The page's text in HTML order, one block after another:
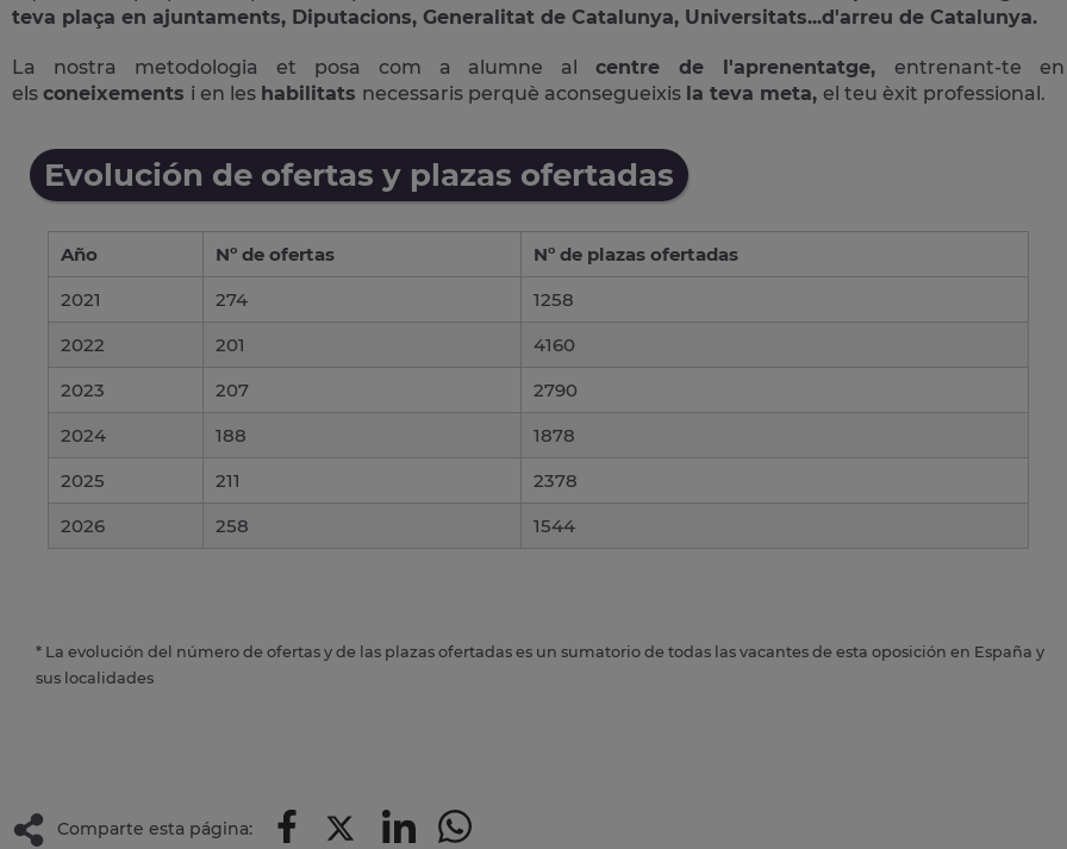
teva plaça en ajuntaments, Diputacions, Generalitat de Catalunya, Universitats...d'arreu de Catalunya.
La nostra metodologia et posa com a alumne alcentre de l'aprenentatge,entrenant-te en
els coneixements i en les habilitats necessaris perquè aconsegueixis la teva meta, el teu èxit professional.
Evolución de ofertas y plazas ofertadas
Año Nº de ofertas
Nº de plazas ofertadas
2021
274
1258
2022
201
4160
2023
207
2790
2024
188
1878
2025
211
2378
2026
258 1544
* La evolución del número de ofertas y de las plazas ofertadas es un sumatorio de todas las vacantes de esta oposición en España y
sus localidades
Comparte esta página: